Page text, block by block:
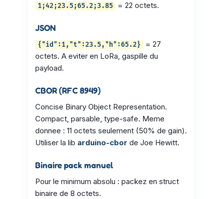
1;42;23.5;65.2;3.85 = 22 octets.
JSON
{"id":1,"t":23.5,"h":65.2}
= 27
octets. A eviter en LoRa, gaspille du
payload.
CBOR (RFC 8949)
Concise Binary Object Representation.
Compact, parsable, type-safe. Meme
donnee : 11 octets seulement (50% de gain).
Utiliser la lib arduino-cbor de Joe Hewitt.
Binaire pack manuel
Pour le minimum absolu : packez en struct
binaire de 8 octets.